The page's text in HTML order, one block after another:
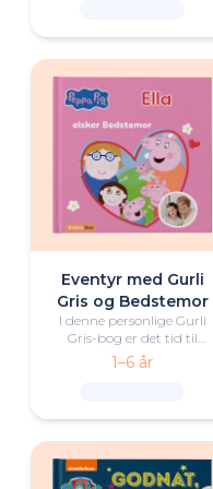
Eventyr med Gurli
Gris og Bedstemor
I denne personlige Gurli
Gris-bog er det tid til
skønne eventyr med Gurli
og Mor Gris. Tag med på
ude, og oplev glæden ved
at være sammen med
dem, man holder af.
1–6 år